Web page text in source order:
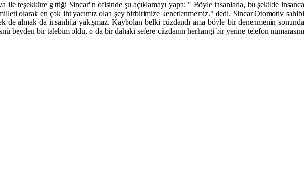
teşekküre gittiği Sincar'ın ofisinde şu açıklamayı yaptı: " Böyle insanlarla, bu şekilde insanca
olarak en çok ihtiyacımız olan şey birbirimize kenetlenmemiz." dedi. Sincar Otomotiv sahibi
almak da insanlığa yakışmaz. Kaybolan belki cüzdandı ama böyle bir denenmenin sonunda
beyden bir talebim oldu, o da bir dahaki sefere cüzdanın herhangi bir yerine telefon numarasını